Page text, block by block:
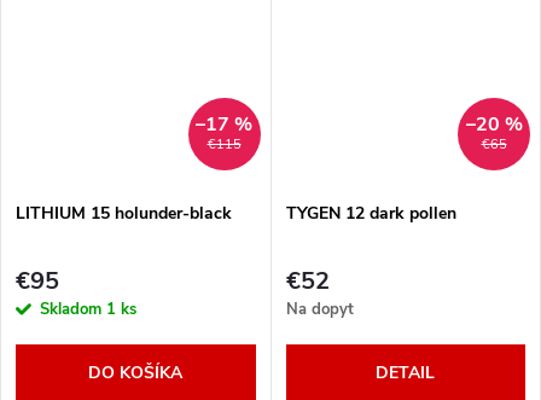
€115
–17 %
LITHIUM 15 holunder-black
€95
Skladom 1 ks
DO KOŠÍKA
€65
–20 %
TYGEN 12 dark pollen
€52
Na dopyt
DETAIL